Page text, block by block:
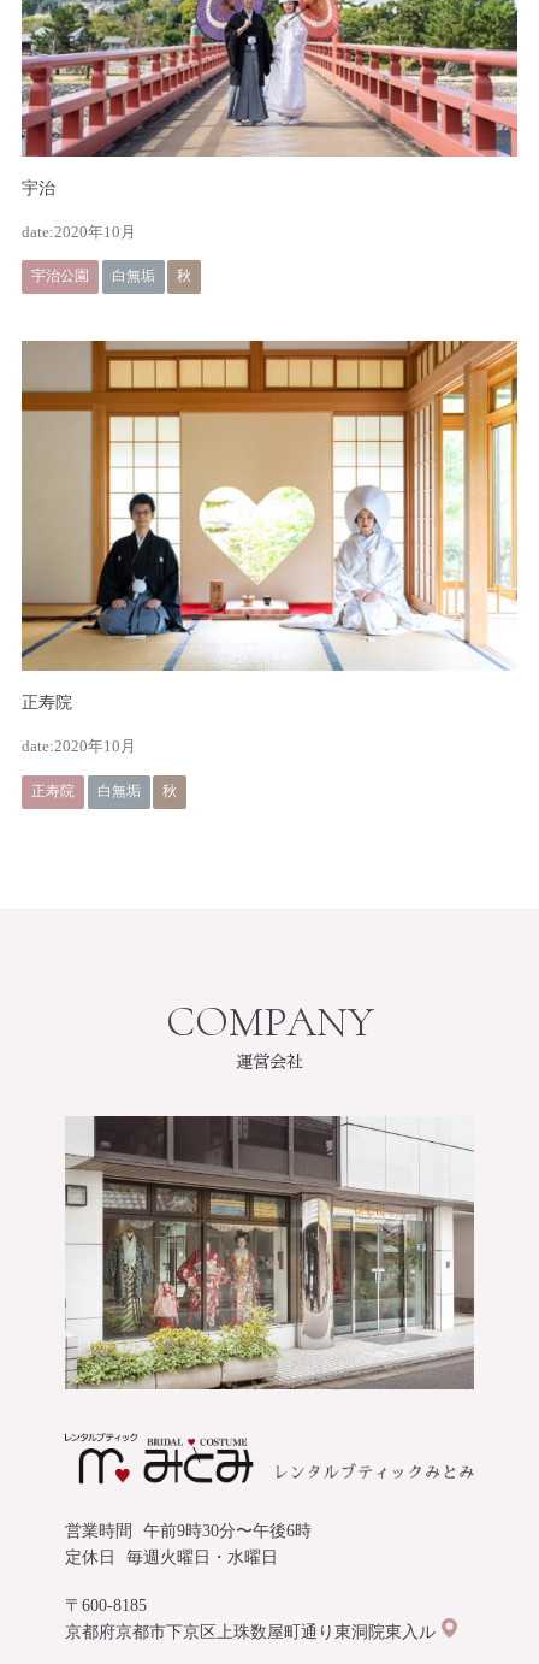
宇治
2020年10月
宇治公園 白無垢 秋
正寿院
2020年10月
正寿院 白無垢 秋
運営会社
営業時間
午前9時30分〜午後6時
定休日
毎週火曜日・水曜日
〒600-8185
京都府京都市下京区上珠数屋町通り東洞院東入ル